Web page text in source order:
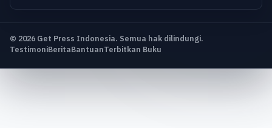
© 2026 Get Press Indonesia. Semua hak dilindungi.
TestimoniBeritaBantuanTerbitkan Buku